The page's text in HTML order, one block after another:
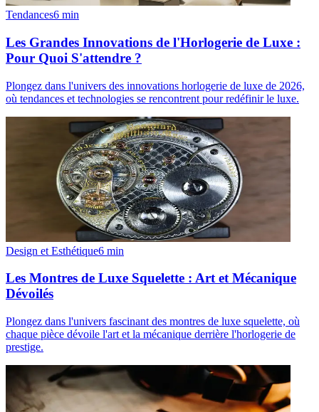
Tendances6 min
Les Grandes Innovations de l'Horlogerie de Luxe :
Pour Quoi S'attendre ?
Plongez dans l'univers des innovations horlogerie de luxe de 2026,
où tendances et technologies se rencontrent pour redéfinir le luxe.
Design et Esthétique6 min
Les Montres de Luxe Squelette : Art et Mécanique
Dévoilés
Plongez dans l'univers fascinant des montres de luxe squelette, où
chaque pièce dévoile l'art et la mécanique derrière l'horlogerie de
prestige.